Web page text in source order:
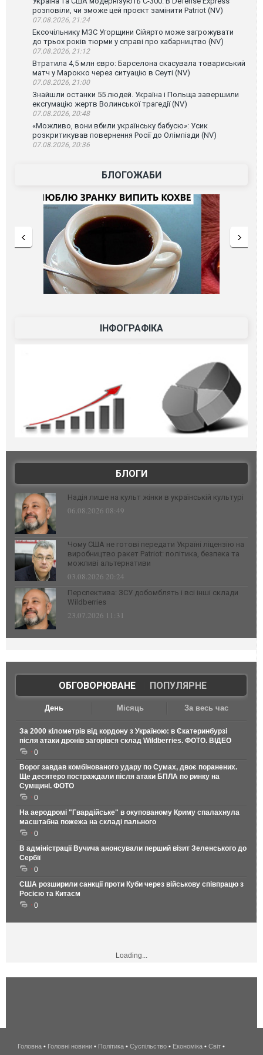
розповіли, чи зможе цей проєкт замінити Patriot (NV)
07.08.2026, 21:24
Ексочільнику МЗС Угорщини Сійярто може загрожувати
до трьох років тюрми у справі про хабарництво (NV)
07.08.2026, 21:12
Втратила 4,5 млн євро: Барселона скасувала товариський
матч у Марокко через ситуацію в Сеуті (NV)
07.08.2026, 21:00
Знайшли останки 55 людей. Україна і Польща завершили
ексгумацію жертв Волинської трагедії (NV)
07.08.2026, 20:48
«Можливо, вони вбили українську бабусю»: Усик
розкритикував повернення Росії до Олімпіади (NV)
07.08.2026, 20:36
БЛОГОЖАБИ
ІНФОГРАФІКА
БЛОГИ
Надія лише на культ жінки в українській культурі
06.08.2026 08:49
Чому США не готові передати Україні ліцензію на
виробництво ракет Patriot: політика, безпека та
можливі альтернативи
03.08.2026 20:24
Перспектива: ЗСУ добомблять і всі інші склади
Wildberries
23.07.2026 11:31
ОБГОВОРЮВАНЕ| ПОПУЛЯРНЕ
День Місяць За весь час
За 2000 кілометрів від кордону з Україною: в Єкатеринбурзі
після атаки дронів загорівся склад Wildberries. ФОТО. ВІДЕО
0
Ворог завдав комбінованого удару по Сумах, двоє поранених.
Ще десятеро постраждали після атаки БПЛА по ринку на
Сумщині. ФОТО
0
На аеродромі "Гвардійське" в окупованому Криму спалахнула
масштабна пожежа на складі пального
0
В адміністрації Вучича анонсували перший візит Зеленського до
Сербії
0
США розширили санкції проти Куби через військову співпрацю з
Росією та Китаєм
0
Loading...
беспроводной
Головна • Головні новини • Політика • Суспільство • Економіка • Світ •